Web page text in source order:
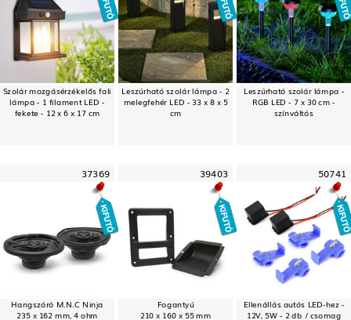
Szolár mozgásérzékelős fali
lámpa - 1 filament LED -
fekete - 12 x 6 x 17 cm
Leszúrható szolár lámpa - 2
melegfehér LED - 33 x 8 x 5
cm
Leszúrható szolár lámpa -
RGB LED - 7 x 30 cm -
színváltós
37369
Hangszóró M.N.C Ninja
235 x 162 mm, 4 ohm
39403
Fogantyú
210 x 160 x 55 mm
50741
Ellenállás autós LED-hez -
12V, 5W - 2 db / csomag